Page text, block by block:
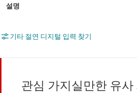
기타 절연 디지털 입력 찾기
관심 가지실만한 유사